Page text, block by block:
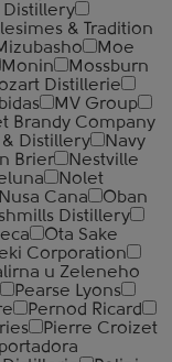
Distillery
& Tradition
Moe
Monin
Mossburn
Distillerie
MV Group
Brandy Company
& Distillery
Navy
Brier
Nestville
Nolet
Nusa Cana
Oban
Distillery
Ota Sake
Corporation
u Zeleneho
Pearse Lyons
Pernod Ricard
Pierre Croizet